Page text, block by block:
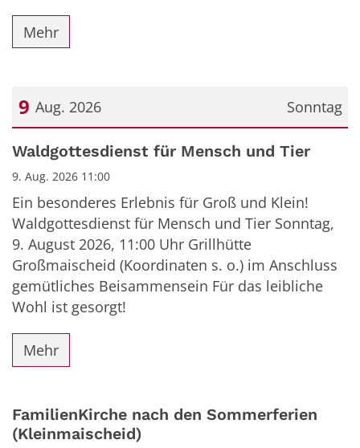
Mehr
Sonntag
9 Aug. 2026
Datum: 9. August 2026
Waldgottesdienst für Mensch und Tier
9. Aug. 2026 11:00
Ein besonderes Erlebnis für Groß und Klein!
Waldgottesdienst für Mensch und Tier Sonntag,
9. August 2026, 11:00 Uhr Grillhütte
Großmaischeid (Koordinaten s. o.) im Anschluss
gemütliches Beisammensein Für das leibliche
Wohl ist gesorgt!
Mehr
FamilienKirche nach den Sommerferien
(Kleinmaischeid)